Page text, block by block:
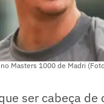
Masters 1000 de Madri
ser cabeça de